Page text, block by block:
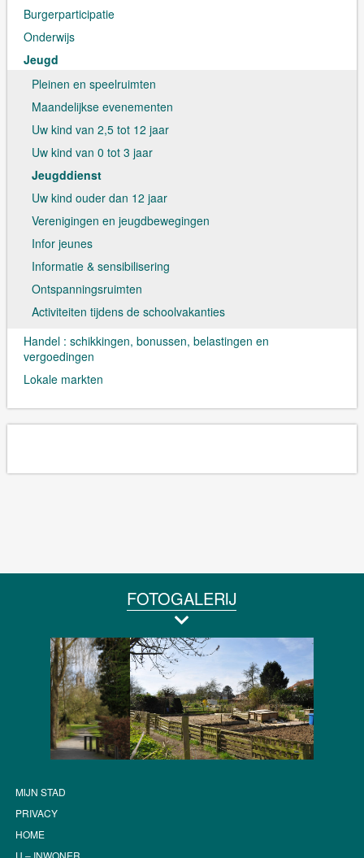
Burgerparticipatie
Onderwijs
Jeugd
Pleinen en speelruimten
Maandelijkse evenementen
Uw kind van 2,5 tot 12 jaar
Uw kind van 0 tot 3 jaar
Jeugddienst
Uw kind ouder dan 12 jaar
Verenigingen en jeugdbewegingen
Infor jeunes
Informatie & sensibilisering
Ontspanningsruimten
Activiteiten tijdens de schoolvakanties
Handel : schikkingen, bonussen, belastingen en
vergoedingen
Lokale markten
FOTOGALERIJ
MIJN STAD
PRIVACY
HOME
U – INWONER